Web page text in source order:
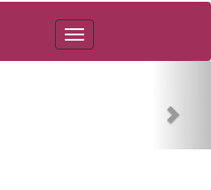
PAOT